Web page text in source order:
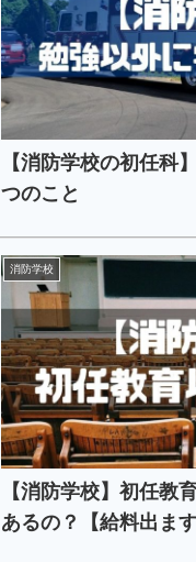
【消防学校の初任科
つのこと
消防学校
【消防学校】初任教
あるの？【給料出ます